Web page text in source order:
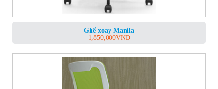
Ghế xoay Manila
1,850,000VNĐ